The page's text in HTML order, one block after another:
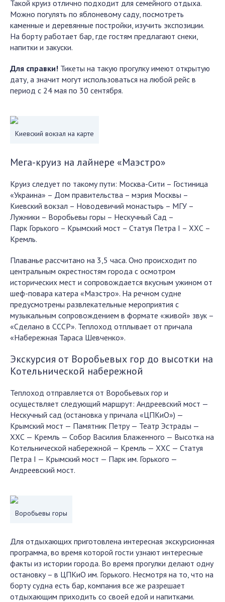
Такой круиз отлично подходит для семейного отдыха.
Можно погулять по яблоневому саду, посмотреть
каменные и деревянные постройки, изучить экспозиции.
На борту работает бар, где гостям предлагают снеки,
напитки и закуски.
Для справки! Тикеты на такую прогулку имеют открытую
дату, а значит могут использоваться на любой рейс в
период с 24 мая по 30 сентября.
Киевский вокзал на карте
Мега-круиз на лайнере «Маэстро»
Круиз следует по такому пути: Москва-Сити – Гостиница
«Украина» – Дом правительства – мэрия Москвы –
Киевский вокзал – Новодевичий монастырь – МГУ –
Лужники – Воробьевы горы – Нескучный Сад –
Парк Горького – Крымский мост – Статуя Петра I – ХХС –
Кремль.
Плаванье рассчитано на 3,5 часа. Оно происходит по
центральным окрестностям города с осмотром
исторических мест и сопровождается вкусным ужином от
шеф-повара катера «Маэстро». На речном судне
предусмотрены развлекательные мероприятия с
музыкальным сопровождением в формате «живой» звук –
«Сделано в СССР». Теплоход отплывает от причала
«Набережная Тараса Шевченко».
Экскурсия от Воробьевых гор до высотки на
Котельнической набережной
Теплоход отправляется от Воробьевых гор и
осуществляет следующий маршрут: Андреевский мост —
Нескучный сад (остановка у причала «ЦПКиО») —
Крымский мост — Памятник Петру — Театр Эстрады —
ХХС — Кремль — Собор Василия Блаженного — Высотка на
Котельнической набережной — Кремль — ХХС — Статуя
Петра I — Крымский мост — Парк им. Горького —
Андреевский мост.
Воробьевы горы
Для отдыхающих приготовлена интересная экскурсионная
программа, во время которой гости узнают интересные
факты из истории города. Во время прогулки делают одну
остановку – в ЦПКиО им. Горького. Несмотря на то, что на
борту судна есть бар, компания все же разрешает
отдыхающим приходить со своей едой и напитками.